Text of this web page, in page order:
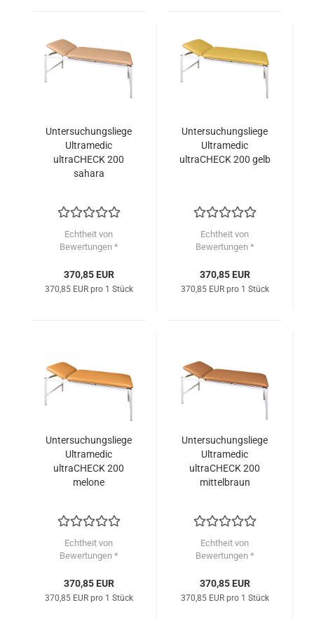
Untersuchungsliege
Ultramedic
ultraCHECK 200
sahara
Echtheit von
Bewertungen *
370,85 EUR
370,85 EUR pro 1 Stück
Untersuchungsliege
Ultramedic
ultraCHECK 200 gelb
Echtheit von
Bewertungen *
370,85 EUR
370,85 EUR pro 1 Stück
Untersuchungsliege
Ultramedic
ultraCHECK 200
melone
Echtheit von
Bewertungen *
370,85 EUR
370,85 EUR pro 1 Stück
Untersuchungsliege
Ultramedic
ultraCHECK 200
mittelbraun
Echtheit von
Bewertungen *
370,85 EUR
370,85 EUR pro 1 Stück